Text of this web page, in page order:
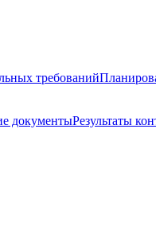
требований
документыРезультаты